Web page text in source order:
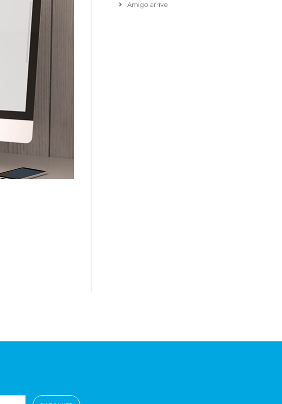
Amigo arrive